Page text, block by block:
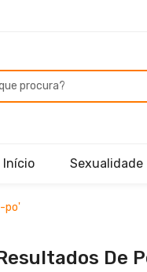
Início Sexualidade
po'
De